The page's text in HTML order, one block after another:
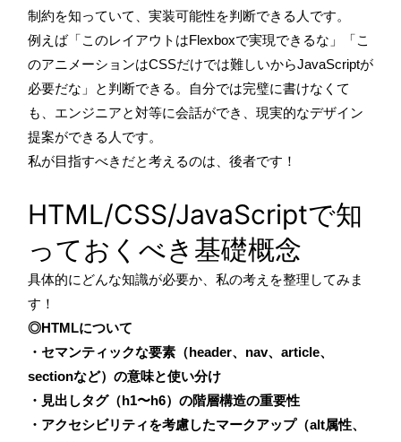
制約を知っていて、実装可能性を判断できる人です。
例えば「このレイアウトはFlexboxで実現できるな」「こ
のアニメーションはCSSだけでは難しいからJavaScriptが
必要だな」と判断できる。自分では完璧に書けなくて
も、エンジニアと対等に会話ができ、現実的なデザイン
提案ができる人です。
私が目指すべきだと考えるのは、後者です！
HTML/CSS/JavaScriptで知
っておくべき基礎概念
具体的にどんな知識が必要か、私の考えを整理してみま
す！
◎HTMLについて
・セマンティックな要素（header、nav、article、
sectionなど）の意味と使い分け
・見出しタグ（h1〜h6）の階層構造の重要性
・アクセシビリティを考慮したマークアップ（alt属性、